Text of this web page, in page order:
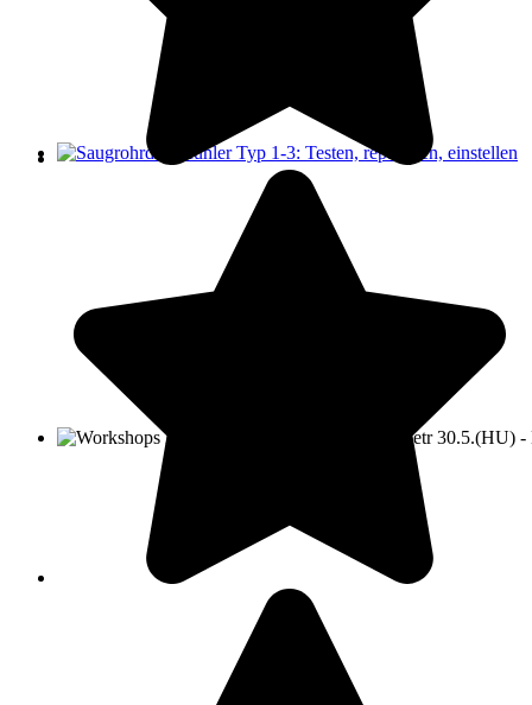
Saugrohrdruckfühler Typ 1-3: Testen, reparieren, einstellen
Workshops D-Jetr 20.6.(ER)/29.8.(F) - KA-Jetr 30.5.(HU) -